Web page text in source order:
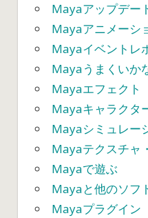
Mayaアップデー
Mayaアニメーシ
Mayaイベントレ
Mayaうまくいか
Mayaエフェクト
Mayaキャラクタ
Mayaシミュレー
Mayaテクスチャ
Mayaで遊ぶ
Mayaと他のソフ
Mayaプラグイン